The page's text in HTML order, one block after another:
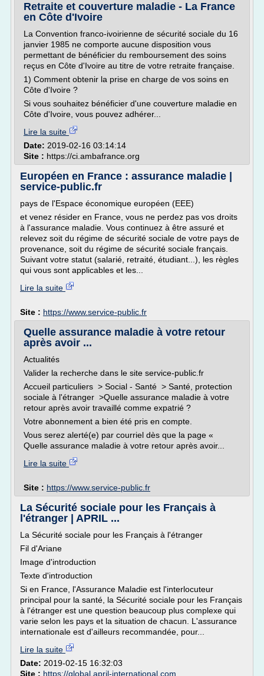
Retraite et couverture maladie - La France
en Côte d'Ivoire
La Convention franco-ivoirienne de sécurité sociale du 16
janvier 1985 ne comporte aucune disposition vous
permettant de bénéficier du remboursement des soins
reçus en Côte d'Ivoire au titre de votre retraite française.
1) Comment obtenir la prise en charge de vos soins en
Côte d'Ivoire ?
Si vous souhaitez bénéficier d'une couverture maladie en
Côte d'Ivoire, vous pouvez adhérer...
Lire la suite
Date: 2019-02-16 03:14:14
Site : https://ci.ambafrance.org
Européen en France : assurance maladie |
service-public.fr
pays de l'Espace économique européen (EEE)
et venez résider en France, vous ne perdez pas vos droits
à l'assurance maladie. Vous continuez à être assuré et
relevez soit du régime de sécurité sociale de votre pays de
provenance, soit du régime de sécurité sociale français.
Suivant votre statut (salarié, retraité, étudiant...), les règles
qui vous sont applicables et les...
Lire la suite
Site : https://www.service-public.fr
Quelle assurance maladie à votre retour
après avoir ...
Actualités
Valider la recherche dans le site service-public.fr
Accueil particuliers > Social - Santé > Santé, protection
sociale à l'étranger >Quelle assurance maladie à votre
retour après avoir travaillé comme expatrié ?
Votre abonnement a bien été pris en compte.
Vous serez alerté(e) par courriel dès que la page «
Quelle assurance maladie à votre retour après avoir...
Lire la suite
Site : https://www.service-public.fr
La Sécurité sociale pour les Français à
l'étranger | APRIL ...
La Sécurité sociale pour les Français à l'étranger
Fil d'Ariane
Image d'introduction
Texte d'introduction
Si en France, l'Assurance Maladie est l'interlocuteur
principal pour la santé, la Sécurité sociale pour les Français
à l'étranger est une question beaucoup plus complexe qui
varie selon les pays et la situation de chacun. L'assurance
internationale est d'ailleurs recommandée, pour...
Lire la suite
Date: 2019-02-15 16:32:03
Site : https://global.april-international.com